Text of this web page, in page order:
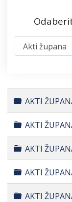
Folder
AKTI
Folder
AKTI
Folder
AKTI
Folder
AKTI
Folder
AKTI